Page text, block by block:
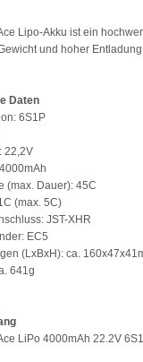
Lipo-Akku ist ein
und hoher
Daten
6S1P
22,2V
(max. Dauer): 45C
(max. 5C)
JST-XHR
EC5
(LxBxH): ca.
641g
LiPo 4000mAh 22.2V